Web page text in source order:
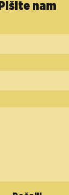
Pišite nam